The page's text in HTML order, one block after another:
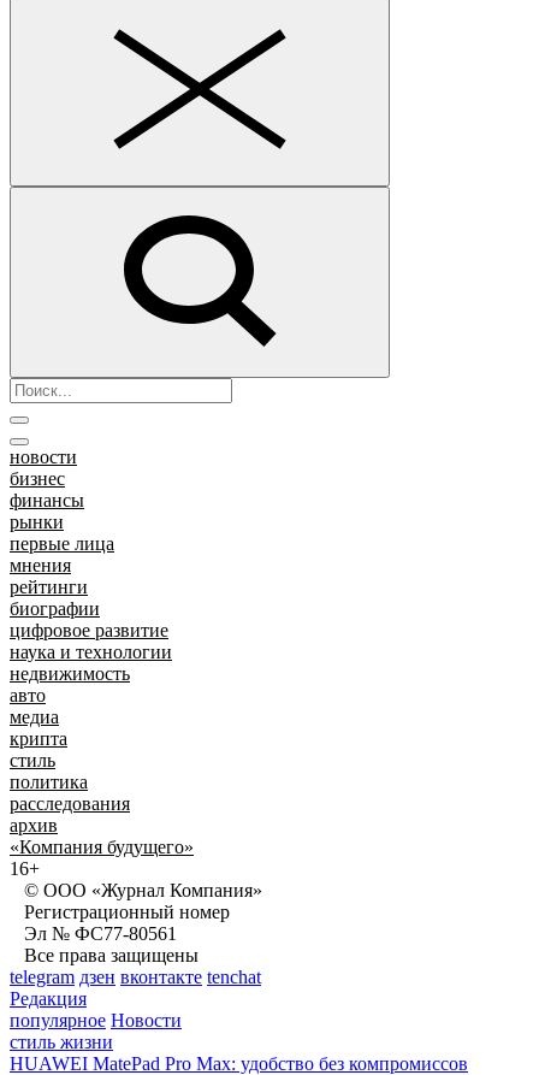
новости
бизнес
финансы
рынки
первые лица
мнения
рейтинги
биографии
цифровое развитие
наука и технологии
недвижимость
авто
медиа
крипта
стиль
политика
расследования
архив
«Компания будущего»
16+
© ООО «Журнал Компания»
Регистрационный номер
Эл № ФС77-80561
Все права защищены
telegram дзен вконтакте tenchat
Редакция
популярное Новости
стиль жизни
HUAWEI MatePad Pro Max: удобство без компромиссов